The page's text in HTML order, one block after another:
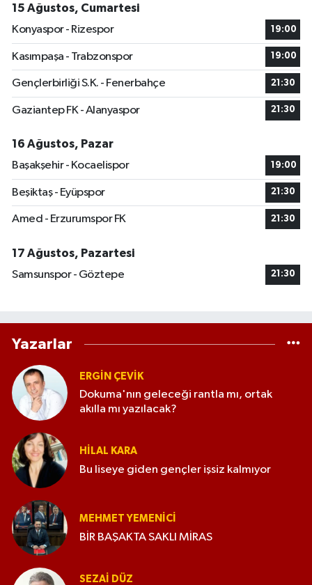
15 Ağustos, Cumartesi
Konyaspor - Rizespor
19:00
Kasımpaşa - Trabzonspor 19:00
Gençlerbirliği S.K. - Fenerbahçe 21:30
Gaziantep FK - Alanyaspor 21:30
16 Ağustos, Pazar
Başakşehir - Kocaelispor
19:00
Beşiktaş - Eyüpspor 21:30
Amed - Erzurumspor FK 21:30
17 Ağustos, Pazartesi
Samsunspor - Göztepe
21:30
Yazarlar
ERGIN ÇEVİK
Dokuma'nın geleceği rantla mı, ortak
akılla mı yazılacak?
HILAL KARA
Bu liseye giden gençler işsiz kalmıyor
MEHMET YEMENICI
BİR BAŞAKTA SAKLI MİRAS
SEZAI DÜZ